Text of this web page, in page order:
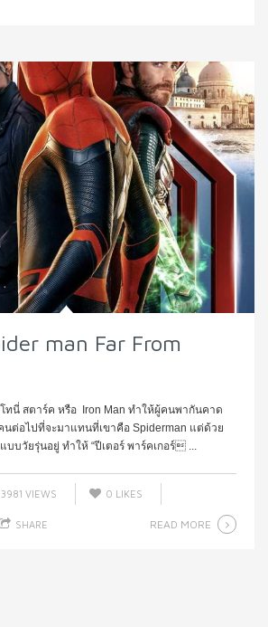
man Far From
ทนี่ สตาร์ค หรือ Iron Man ทำให้ผู้คนพากันคาด
นต่อไปที่จะมาแทนที่เขาคือ Spiderman แต่ด้วย
บวัยรุ่นอยู่ ทำให้ “ปีเตอร์ พาร์คเกอร์ ...
3981 VIEWS 0 LIKES
SHARE READ MORE